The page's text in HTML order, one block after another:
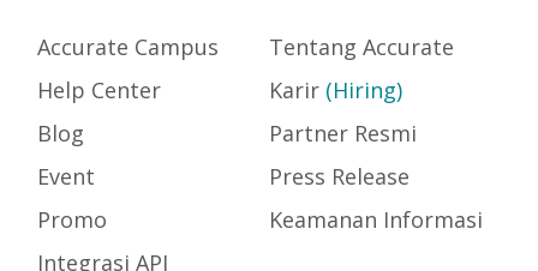
Accurate Campus
Help Center
Blog
Event
Promo
Integrasi API
Tentang Accurate
Karir (Hiring)
Partner Resmi
Press Release
Keamanan Informasi